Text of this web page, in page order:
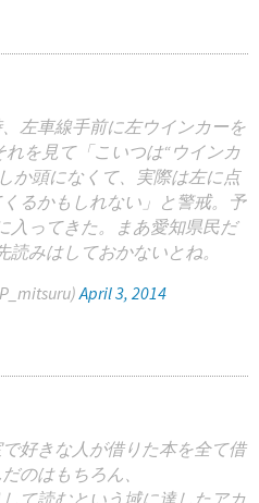
左車線手前に左ウインカーを
を見て「こいつは“ウインカ
か頭になくて、実際は左に点
るかもしれない」と警戒。予
入ってきた。まあ愛知県民だ
読みはしておかないとね。
April 3, 2014
好きな人が借りた本を全て借
のはもちろん、